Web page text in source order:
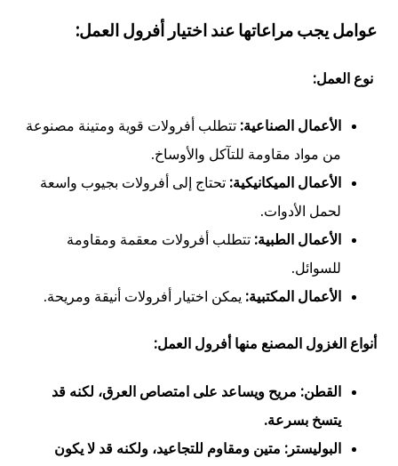
عوامل يجب مراعاتها عند اختيار أفرول العمل:
نوع العمل:
الأعمال الصناعية: تتطلب أفرولات قوية ومتينة مصنوعة
من مواد مقاومة للتآكل والأوساخ.
الأعمال الميكانيكية: تحتاج إلى أفرولات بجيوب واسعة
لحمل الأدوات.
الأعمال الطبية: تتطلب أفرولات معقمة ومقاومة
للسوائل.
الأعمال المكتبية: يمكن اختيار أفرولات أنيقة ومريحة.
أنواع الغزول المصنع منها أفرول العمل:
القطن: مريح ويساعد على امتصاص العرق، لكنه قد
يتسخ بسرعة.
البوليستر: متين ومقاوم للتجاعيد، ولكنه قد لا يكون